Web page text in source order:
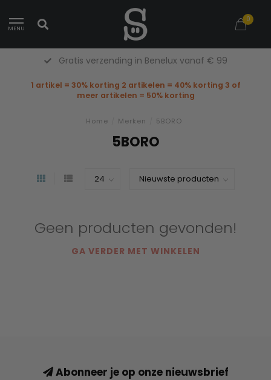
MENU
0
Gratis verzending in Benelux vanaf € 99
1 artikel = 30% korting 2 artikelen = 40% korting 3 of
meer artikelen = 50% korting
Home Merken 5BORO
5BORO
Geen producten gevonden!
GA VERDER MET WINKELEN
Abonneer je op onze nieuwsbrief